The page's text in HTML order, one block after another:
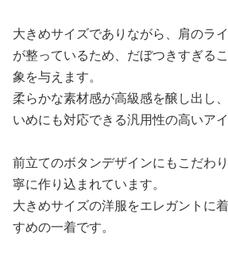
大きめサイズでありながら、肩のラ
が整っているため、だぼつきすぎる
象を与えます。
柔らかな素材感が高級感を醸し出し
いめにも対応できる汎用性の高いアイ
前立てのボタンデザインにもこだわ
寧に作り込まれています。
大きめサイズの洋服をエレガントに
すめの一着です。